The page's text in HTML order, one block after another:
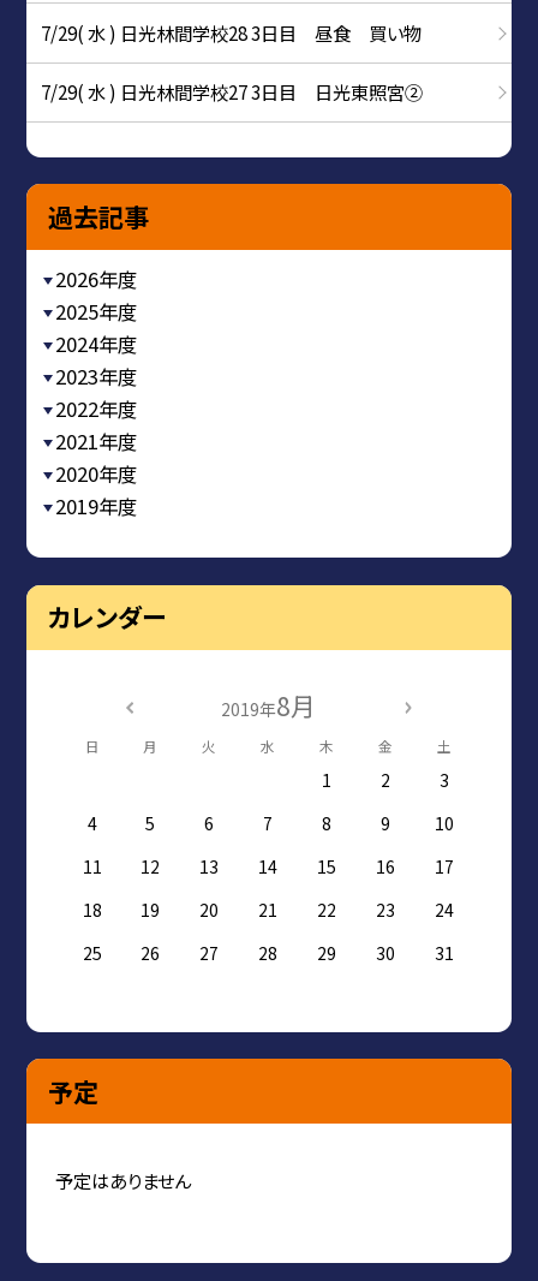
7/29( 水 ) 日光林間学校28 3日目 昼食 買い物
7/29( 水 ) 日光林間学校27 3日目 日光東照宮②
過去記事
2026年度
2025年度
2024年度
2023年度
2022年度
2021年度
2020年度
2019年度
カレンダー
2019年8月
日 月 火 水 木 金 土
1 2
3
4
5 6 7 8 9
10
11
12 13 14 15 16
17
18
19 20 21 22 23
24
25
26 27 28 29 30 31
予定
予定はありません